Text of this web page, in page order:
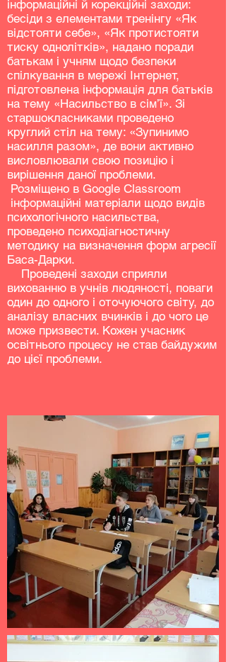
інформаційні й корекційні заходи:
бесіди з елементами тренінгу «Як
відстояти себе», «Як протистояти
тиску однолітків», надано поради
батькам і учням щодо безпеки
спілкування в мережі Інтернет,
підготовлена інформація для батьків
на тему «Насильство в сім’ї». Зі
старшокласниками проведено
круглий стіл на тему: «Зупинимо
насилля разом», де вони активно
висловлювали свою позицію і
вирішення даної проблеми.
Розміщено в Google Classroom
інформаційні матеріали щодо видів
психологічного насильства,
проведено психодіагностичну
методику на визначення форм агресії
Баса-Дарки.
Проведені заходи сприяли
вихованню в учнів людяності, поваги
один до одного і оточуючого світу, до
аналізу власних вчинків і до чого це
може призвести. Кожен учасник
освітнього процесу не став байдужим
до цієї проблеми.